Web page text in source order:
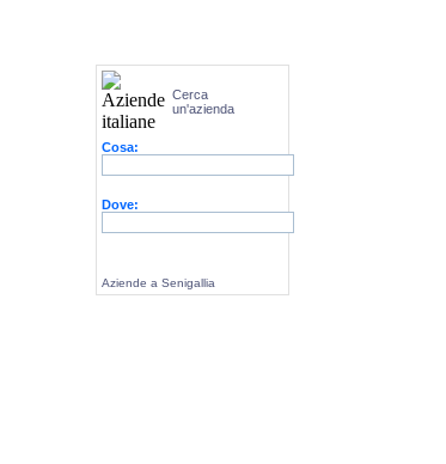
Cerca
un'azienda
Cosa:
Dove:
Aziende a Senigallia